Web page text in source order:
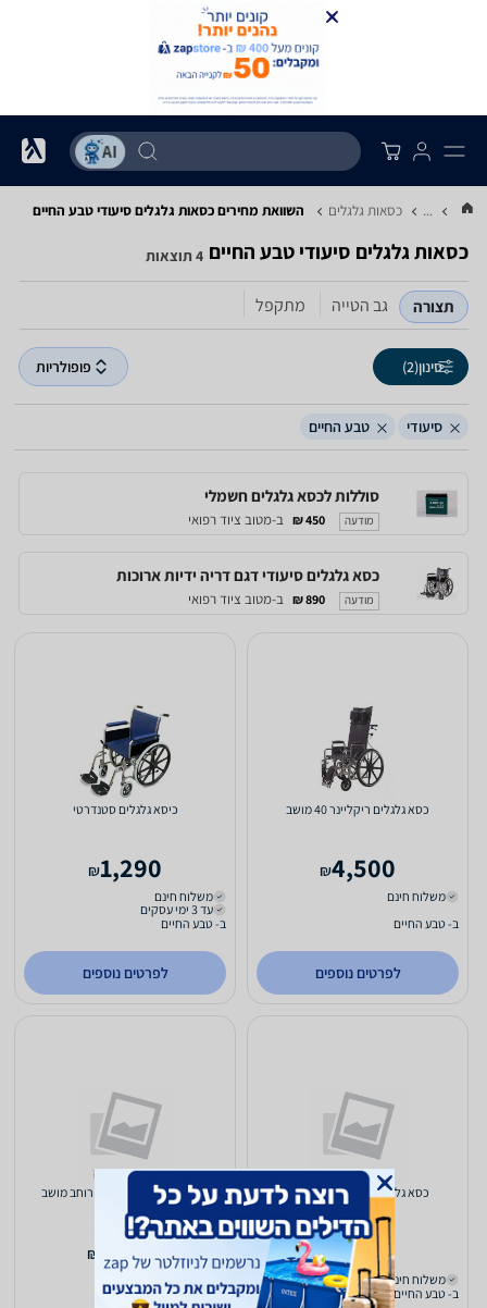
... כסאות גלגלים השוואת מחירים כסאות גלגלים ‏סיעודי ‏טבע החיים
כסאות גלגלים ‏סיעודי ‏טבע החיים 4 תוצאות
תצורה גב הטייה מתקפל
סינון(2) פופולריות
סיעודי טבע החיים
סוללות לכסא גלגלים חשמלי
מודעה 450 ₪ ב-מטוב ציוד רפואי
כסא גלגלים סיעודי דגם דריה ידיות ארוכות
מודעה 890 ₪ ב-מטוב ציוד רפואי
כסא גלגלים ריקליינר 40 מושב
4,500
₪
משלוח חינם
ב- טבע החיים
לפרטים נוספים
כיסא גלגלים סטנדרטי
1,290
₪
משלוח חינם
עד 3 ימי עסקים
ב- טבע החיים
לפרטים נוספים
כסא גלגלים ריקליינר 45 מושב
4,500
₪
משלוח חינם
ב- טבע החיים
כסא גלגלים ריקליינר 51 רוחב מושב
5,500
₪
משלוח חינם
ב- טבע החיים